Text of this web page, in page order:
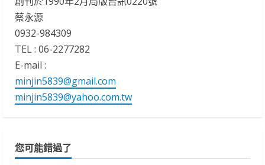
蔡永源
0932-984309
TEL : 06-2277282
E-mail :
minjin5839@gmail.com
minjin5839@yahoo.com.tw
您可能錯過了